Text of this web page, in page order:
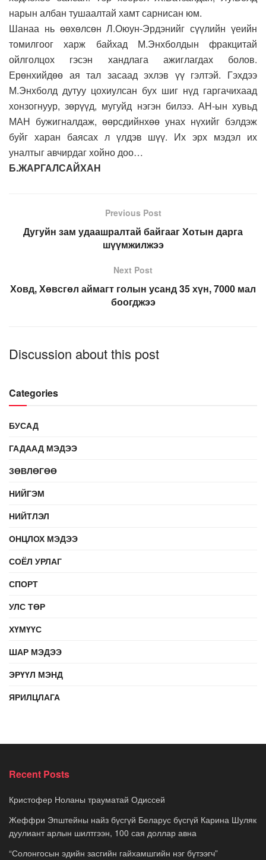
нарын албан тушаалтай хамт сарнисан юм.
Шанаа нь өөхөлсөн Л.Оюун-Эрдэнийг сүүлийн үеийн
томилгоог харж байхад М.Энхболдын фракцитай
ойлголцох гэсэн хандлага ажиглагдах болов.
Ерөнхийдөө ая тал засаад эхлэв үү гэлтэй. Гэхдээ
М.Энхболд дутуу цохиулсан бух шиг нүд гаргачихаад
хонзогнуур, зөрүүд, мугуйд нэгэн билээ. АН-ын хувьд
МАН бужигналдаж, өөрсдийнхөө унах нүхийг бэлдэж
буйг харан баясах л үлдэв шүү. Их эрх мэдэл их
уналтыг авчирдаг хойно доо…
Б.ЖАРГАЛСАЙХАН
Previous Post
Дугуйн зам удаашралтай байгааг Хотын дарга
шүүмжилжээ
Next Post
Ховд, Хөвсгөл аймагт голын усанд 35 хүн, 7000 мал
боогджээ
Discussion about this post
Categories
БУСАД
ГАДААД МЭДЭЭ
ЗӨВЛӨГӨӨ
НИЙГЭМ
НИЙТЛЭЛ
ОНЦЛОХ МЭДЭЭ
СОЁЛ УРЛАГ
СПОРТ
УЛС ТӨР
ХҮМҮҮС
ШАР МЭДЭЭ
ЭРҮҮЛ МЭНД
ЯРИЛЦЛАГА
Recent Posts
Кристофер Ноланы трауматай Одиссей
Жеффри Эпштейны найз бүсгүй Беларус бүсгүй Карина Шуляк
дуулиант арлын шилтгээн, 100 сая доллар авна
“Солонгосын эдийн засгийн гайхамшгийн нэг бүтээгч”